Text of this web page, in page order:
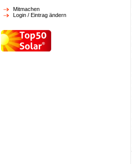
Mitmachen
Login / Eintrag ändern